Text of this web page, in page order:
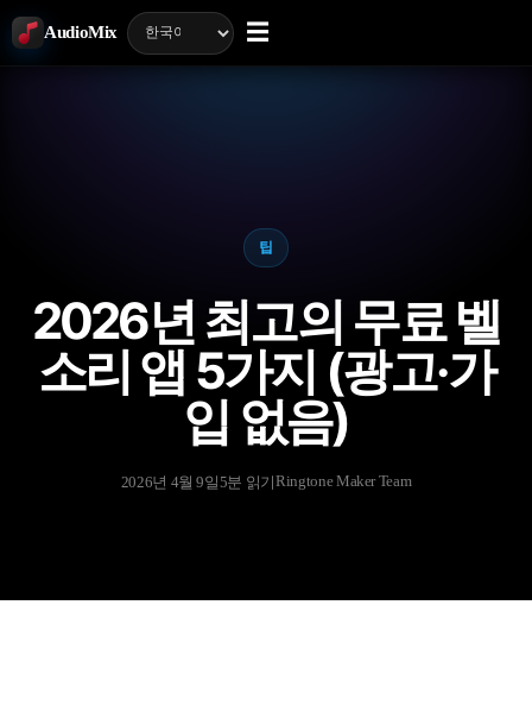
AudioMix ☰
팁
2026년 최고의 무료 벨
소리 앱 5가지 (광고·가
입 없음)
2026년 4월 9일5분 읽기Ringtone Maker Team